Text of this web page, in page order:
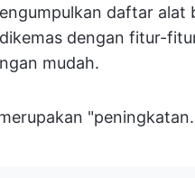
daftar alat
dengan fitur-
mudah.